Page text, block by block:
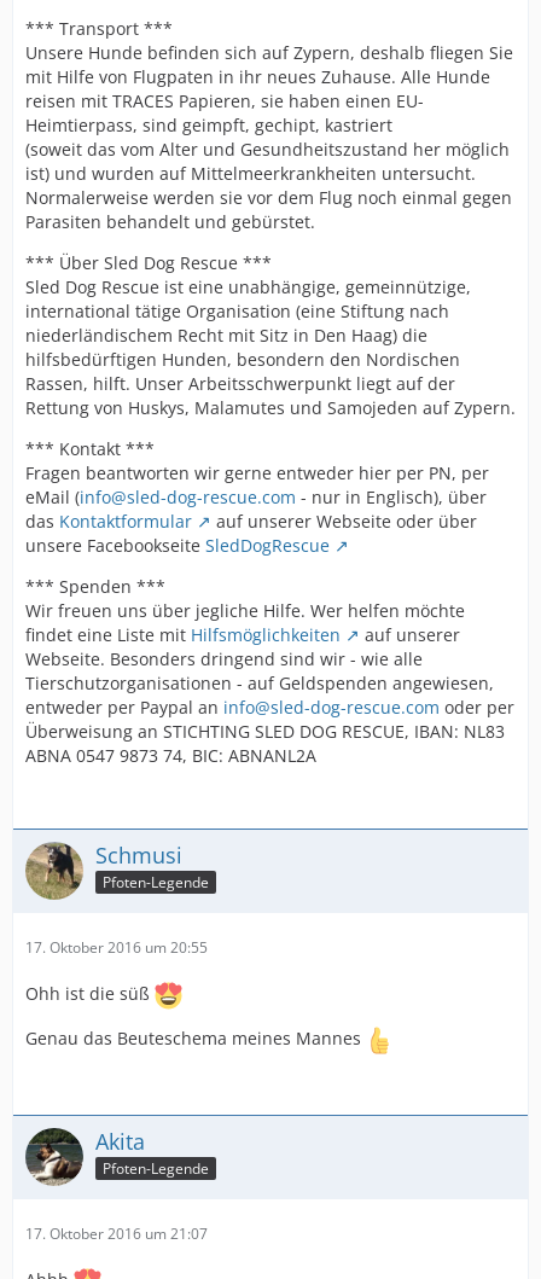
*** Transport ***
Unsere Hunde befinden sich auf Zypern, deshalb fliegen Sie
mit Hilfe von Flugpaten in ihr neues Zuhause. Alle Hunde
reisen mit TRACES Papieren, sie haben einen EU-
Heimtierpass, sind geimpft, gechipt, kastriert
(soweit das vom Alter und Gesundheitszustand her möglich
ist) und wurden auf Mittelmeerkrankheiten untersucht.
Normalerweise werden sie vor dem Flug noch einmal gegen
Parasiten behandelt und gebürstet.
*** Über Sled Dog Rescue ***
Sled Dog Rescue ist eine unabhängige, gemeinnützige,
international tätige Organisation (eine Stiftung nach
niederländischem Recht mit Sitz in Den Haag) die
hilfsbedürftigen Hunden, besondern den Nordischen
Rassen, hilft. Unser Arbeitsschwerpunkt liegt auf der
Rettung von Huskys, Malamutes und Samojeden auf Zypern.
*** Kontakt ***
Fragen beantworten wir gerne entweder hier per PN, per
eMail (info@sled-dog-rescue.com - nur in Englisch), über
das Kontaktformular
auf unserer Webseite oder über
unsere Facebookseite SledDogRescue
*** Spenden ***
Wir freuen uns über jegliche Hilfe. Wer helfen möchte
findet eine Liste mit Hilfsmöglichkeiten
auf unserer
Webseite. Besonders dringend sind wir - wie alle
Tierschutzorganisationen - auf Geldspenden angewiesen,
entweder per Paypal an info@sled-dog-rescue.com oder per
Überweisung an STICHTING SLED DOG RESCUE, IBAN: NL83
ABNA 0547 9873 74, BIC: ABNANL2A
Schmusi
Pfoten-Legende
17. Oktober 2016 um 20:55
Ohh ist die süß
Genau das Beuteschema meines Mannes
Akita
Pfoten-Legende
17. Oktober 2016 um 21:07